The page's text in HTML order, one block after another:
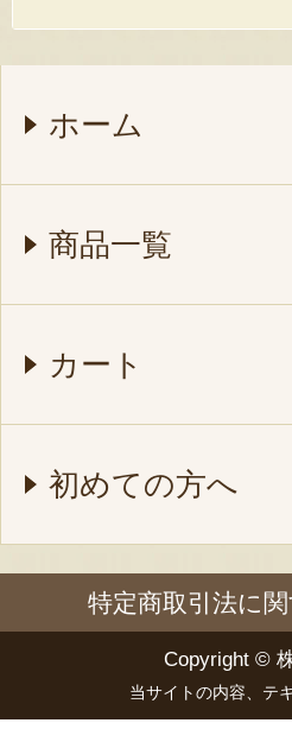
ホーム
商品一覧
カート
初めての方へ
特定商取引法に
Copyright ©
当サイトの内容、テ